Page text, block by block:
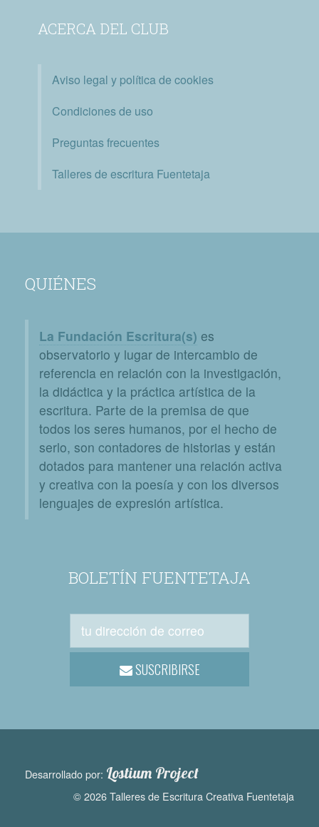
ACERCA DEL CLUB
Aviso legal y política de cookies
Condiciones de uso
Preguntas frecuentes
Talleres de escritura Fuentetaja
QUIÉNES
La Fundación Escritura(s) es
observatorio y lugar de intercambio de
referencia en relación con la investigación,
la didáctica y la práctica artística de la
escritura. Parte de la premisa de que
todos los seres humanos, por el hecho de
serlo, son contadores de historias y están
dotados para mantener una relación activa
y creativa con la poesía y con los diversos
lenguajes de expresión artística.
BOLETÍN FUENTETAJA
SUSCRIBIRSE
Desarrollado por: Lostium Project
© 2026 Talleres de Escritura Creativa Fuentetaja